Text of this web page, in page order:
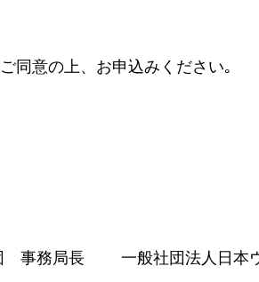
同意の上、お申込みください｡
事務局長 一般社団法人日本